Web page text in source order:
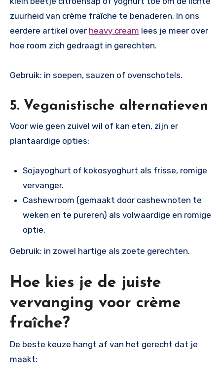
zuurheid van crème fraîche te benaderen. In ons
eerdere artikel over heavy cream lees je meer over
hoe room zich gedraagt in gerechten.
Gebruik: in soepen, sauzen of ovenschotels.
5. Veganistische alternatieven
Voor wie geen zuivel wil of kan eten, zijn er
plantaardige opties:
Sojayoghurt of kokosyoghurt als frisse, romige
vervanger.
Cashewroom (gemaakt door cashewnoten te
weken en te pureren) als volwaardige en romige
optie.
Gebruik: in zowel hartige als zoete gerechten.
Hoe kies je de juiste
vervanging voor crème
fraîche?
De beste keuze hangt af van het gerecht dat je
maakt: